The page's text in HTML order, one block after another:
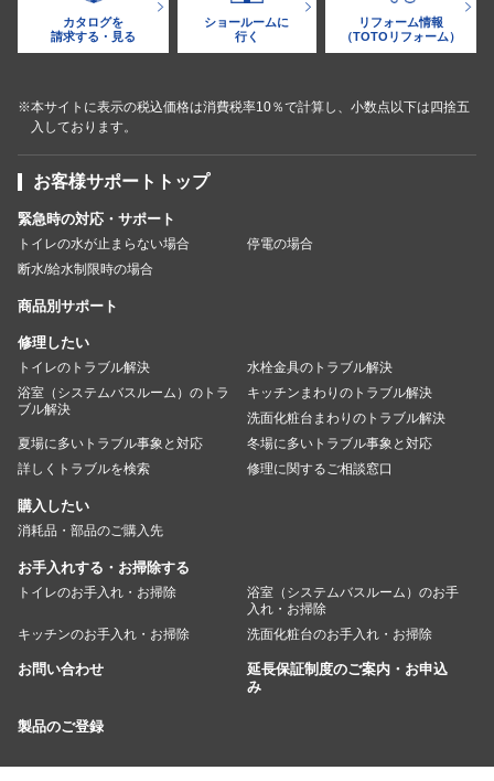
カタログを
請求する・見る
ショールームに
行く
リフォーム情報
（TOTOリフォーム）
※本サイトに表示の税込価格は消費税率10％で計算し、小数点以下は四捨五
入しております。
お客様サポートトップ
緊急時の対応・サポート
トイレの水が止まらない場合
停電の場合
断水/給水制限時の場合
商品別サポート
修理したい
トイレのトラブル解決
水栓金具のトラブル解決
浴室（システムバスルーム）のトラ
ブル解決
キッチンまわりのトラブル解決
洗面化粧台まわりのトラブル解決
夏場に多いトラブル事象と対応
冬場に多いトラブル事象と対応
詳しくトラブルを検索
修理に関するご相談窓口
購入したい
消耗品・部品のご購入先
お手入れする・お掃除する
トイレのお手入れ・お掃除
浴室（システムバスルーム）のお手
入れ・お掃除
キッチンのお手入れ・お掃除
洗面化粧台のお手入れ・お掃除
お問い合わせ
延長保証制度のご案内・お申込
み
製品のご登録